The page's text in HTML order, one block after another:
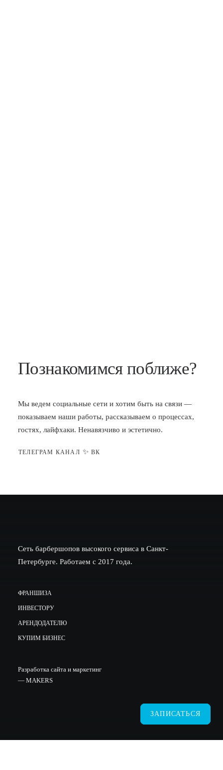
Познакомимся поближе?
Мы ведем социальные сети и хотим быть на связи —
показываем наши работы, рассказываем о процессах,
гостях, лайфхаки. Ненавязчиво и эстетично.
ТЕЛЕГРАМ КАНАЛ ✨ ВК
Сеть барбершопов высокого сервиса в Санкт-
Петербурге. Работаем с 2017 года.
ФРАНШИЗА
ИНВЕСТОРУ
АРЕНДОДАТЕЛЮ
КУПИМ БИЗНЕС
Разработка сайта и маркетинг
— MAKERS
ЗАПИСАТЬСЯ